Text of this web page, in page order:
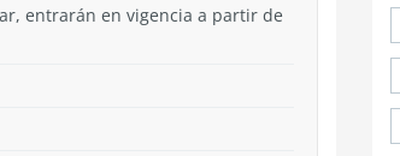
entrarán en vigencia a partir de